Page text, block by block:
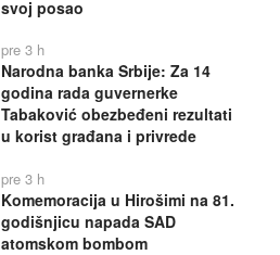
svoj posao
pre 3 h
Narodna banka Srbije: Za 14
godina rada guvernerke
Tabaković obezbeđeni rezultati
u korist građana i privrede
pre 3 h
Komemoracija u Hirošimi na 81.
godišnjicu napada SAD
atomskom bombom